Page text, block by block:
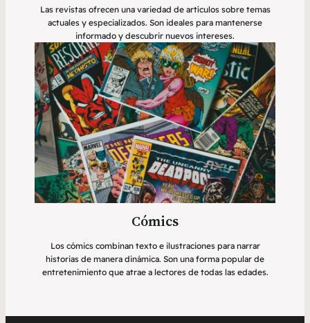
Las revistas ofrecen una variedad de artículos sobre temas
actuales y especializados. Son ideales para mantenerse
informado y descubrir nuevos intereses.
Cómics
Los cómics combinan texto e ilustraciones para narrar
historias de manera dinámica. Son una forma popular de
entretenimiento que atrae a lectores de todas las edades.